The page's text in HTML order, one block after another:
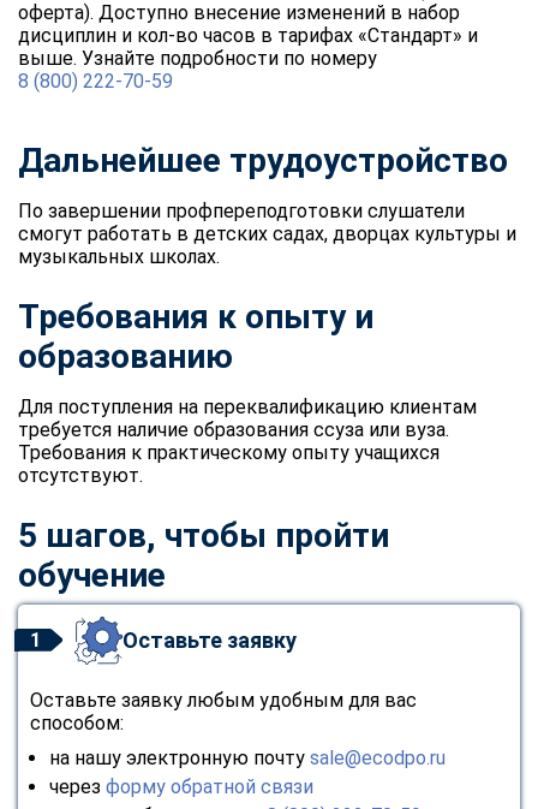
оферта). Доступно внесение изменений в набор
дисциплин и кол-во часов в тарифах «Стандарт» и
выше. Узнайте подробности по номеру
8 (800) 222-70-59
Дальнейшее трудоустройство
По завершении профпереподготовки слушатели
смогут работать в детских садах, дворцах культуры и
музыкальных школах.
Требования к опыту и
образованию
Для поступления на переквалификацию клиентам
требуется наличие образования ссуза или вуза.
Требования к практическому опыту учащихся
отсутствуют.
5 шагов, чтобы пройти
обучение
1 Оставьте заявку
Оставьте заявку любым удобным для вас
способом:
на нашу электронную почту sale@ecodpo.ru
через форму обратной связи
online